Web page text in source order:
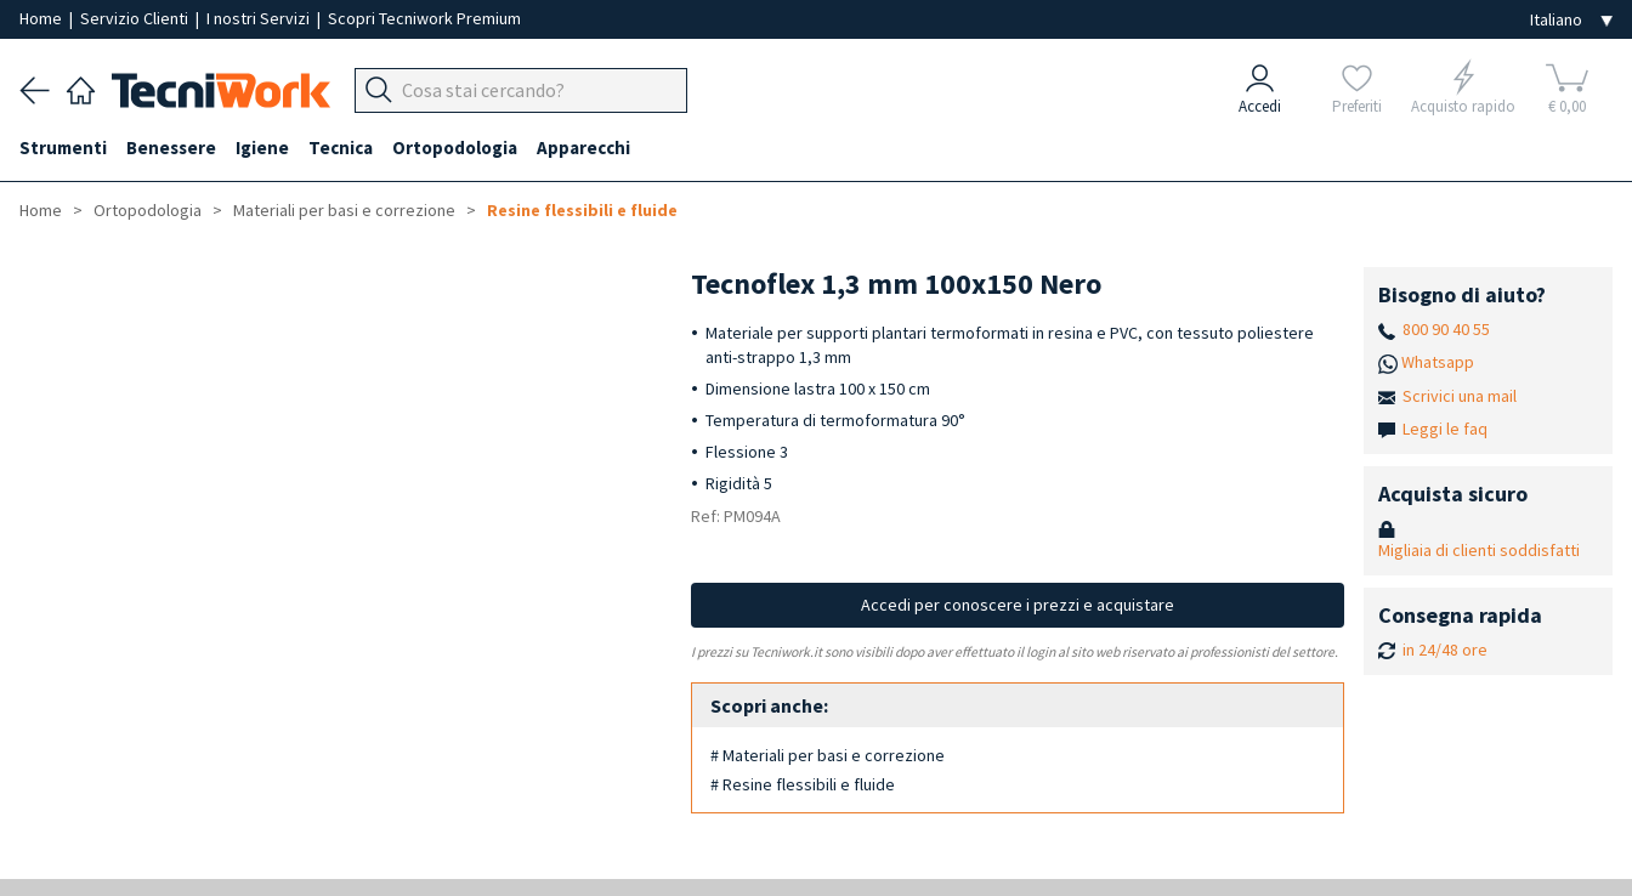
Home | Servizio Clienti | I nostri Servizi | Scopri Tecniwork Premium
Accedi Preferiti Acquisto rapido € 0,00
Strumenti Benessere Igiene Tecnica Ortopodologia Apparecchi
Home Ortopodologia Materiali per basi e correzione Resine flessibili e fluide
Tecnoflex 1,3 mm 100x150 Nero
Materiale per supporti plantari termoformati in resina e PVC, con tessuto poliestere
anti-strappo 1,3 mm
Dimensione lastra 100 x 150 cm
Temperatura di termoformatura 90°
Flessione 3
Rigidità 5
Ref: PM094A
Accedi per conoscere i prezzi e acquistare
I prezzi su Tecniwork.it sono visibili dopo aver effettuato il login al sito web riservato ai professionisti del settore.
Scopri anche:
# Materiali per basi e correzione
# Resine flessibili e fluide
Bisogno di aiuto?
800 90 40 55
Whatsapp
Scrivici una mail
Leggi le faq
Acquista sicuro
Migliaia di clienti soddisfatti
Consegna rapida
in 24/48 ore